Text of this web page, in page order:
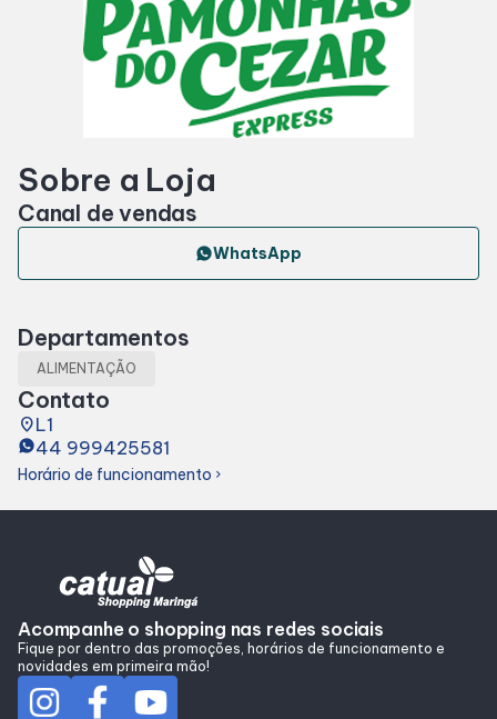
Cinema
Lojas e Restaurantes
Lojas
Alimentação
Programa de benefícios
Sobre a Loja
Canal de vendas
WhatsApp
Departamentos
ALIMENTAÇÃO
Contato
placeL1
44 999425581
Horário de funcionamento chevron_right
Acompanhe o shopping nas redes sociais
Fique por dentro das promoções, horários de funcionamento e
novidades em primeira mão!